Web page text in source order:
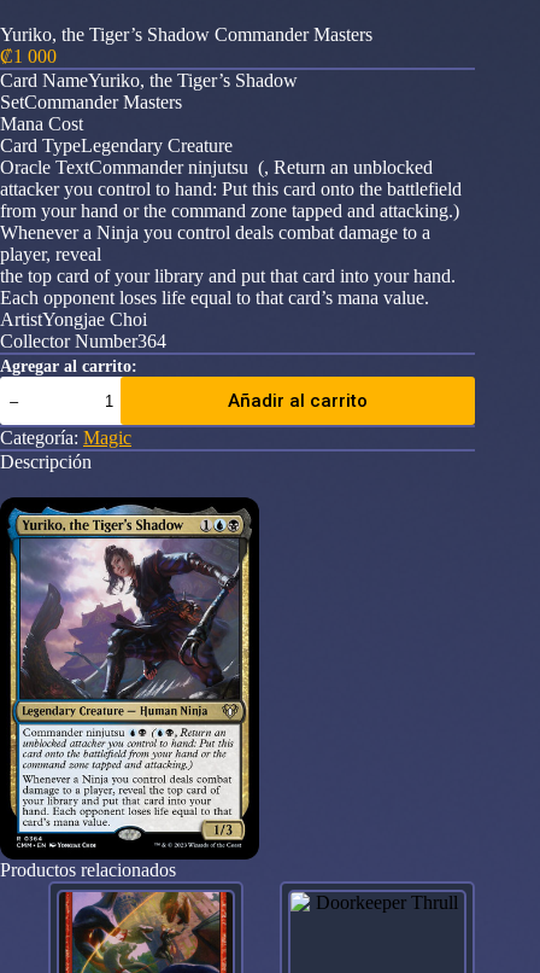
Yuriko, the Tiger’s Shadow Commander Masters
₡1 000
Card NameYuriko, the Tiger’s Shadow
SetCommander Masters
Mana Cost
Card TypeLegendary Creature
Oracle TextCommander ninjutsu (, Return an unblocked
attacker you control to hand: Put this card onto the battlefield
from your hand or the command zone tapped and attacking.)
Whenever a Ninja you control deals combat damage to a
player, reveal
the top card of your library and put that card into your hand.
Each opponent loses life equal to that card’s mana value.
ArtistYongjae Choi
Collector Number364
Agregar al carrito:
Yuriko,
the
Tiger's
Shadow
Commander
cantidad
Añadir al carrito
Categoría: Magic
Descripción
Productos relacionados